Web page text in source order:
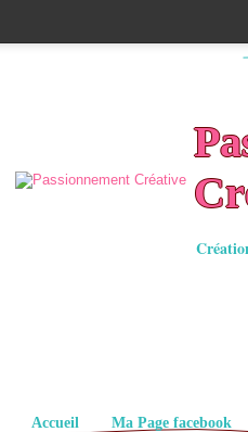
Pages
Accueil Ma Page facebook